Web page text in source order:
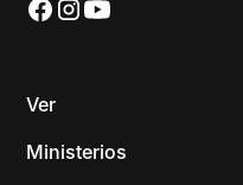
Ver
Ministerios